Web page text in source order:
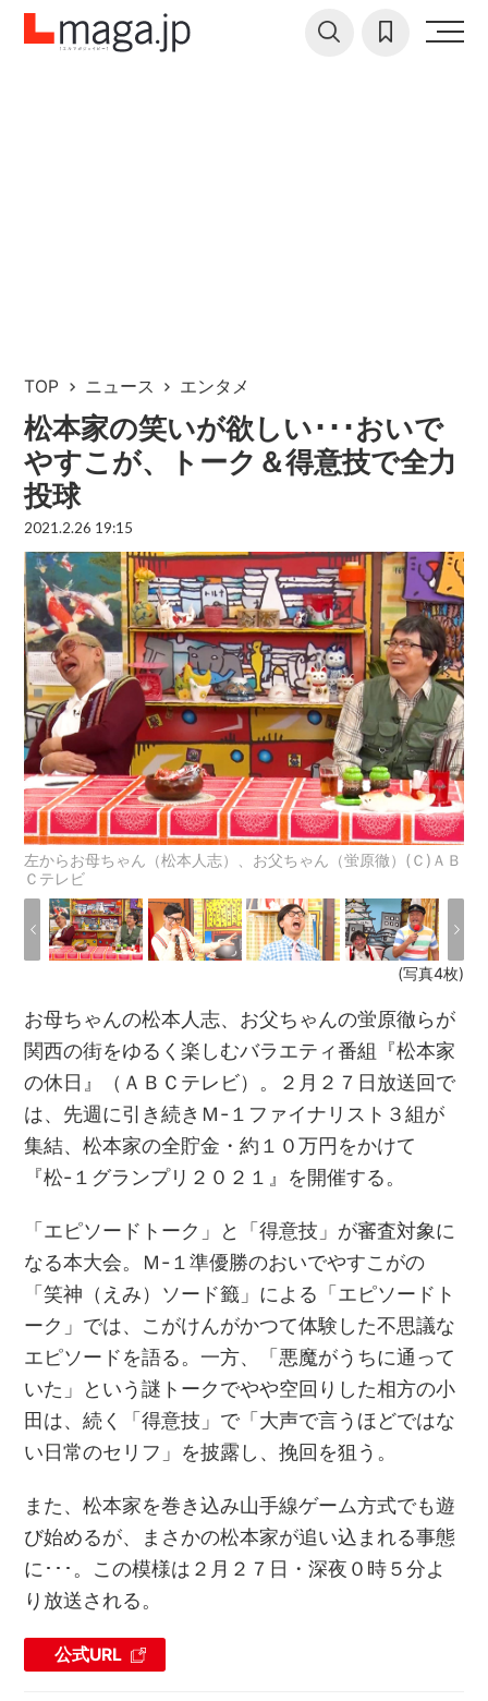
TOP ニュース エンタメ
松本家の笑いが欲しい･･･おいで
やすこが、トーク＆得意技で全力
投球
2021.2.26 19:15
左からお母ちゃん（松本人志）、お父ちゃん（蛍原徹）(Ｃ)ＡＢ
Ｃテレビ
(写真4枚)
お母ちゃんの松本人志、お父ちゃんの蛍原徹らが
関⻄の街をゆるく楽しむバラエティ番組『松本家
の休日』（ＡＢＣテレビ）。２月２７日放送回で
は、先週に引き続きＭ-１ファイナリスト３組が
集結、松本家の全貯金・約１０万円をかけて
『松-１グランプリ２０２１』を開催する。
「エピソードトーク」と「得意技」が審査対象に
なる本大会。Ｍ-１準優勝のおいでやすこがの
「笑神（えみ）ソード籤」による「エピソードト
ーク」では、こがけんがかつて体験した不思議な
エピソードを語る。一方、「悪魔がうちに通って
いた」という謎トークでやや空回りした相方の小
田は、続く「得意技」で「大声で言うほどではな
い日常のセリフ」を披露し、挽回を狙う。
また、松本家を巻き込み山手線ゲーム方式でも遊
び始めるが、まさかの松本家が追い込まれる事態
に･･･。この模様は２月２７日・深夜０時５分よ
り放送される。
公式URL